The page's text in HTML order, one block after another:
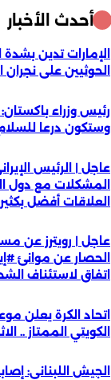
أحدث الأخبار
الإمارات تدين
الحوثيين على
رئيس وزراء
وستكون درعا
عاجل | الرئيس
المشكلات مع دول
العلاقات أفضل بكثير
عاجل | رويترز عن
الحصار عن موانئ
اتفاق لاستئناف
اتحاد الكرة يعلن
الكويتي الممتاز ..
الجيش اللبناني: